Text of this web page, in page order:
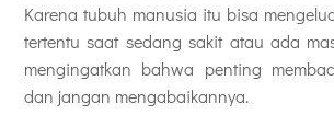
Karena tubuh manusia itu bisa
tertentu saat sedang sakit atau ada
mengingatkan bahwa penting
dan jangan mengabaikannya.